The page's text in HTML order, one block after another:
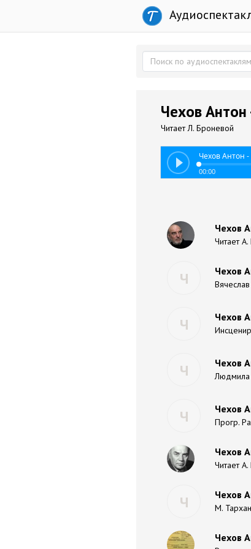
Чехов Антон
Читает Л. Броневой
Чехов Антон
00:00
Чехов
Читает
Ч Чехов
Ч Чехов
Ч Чехов
Людмила
Ч Чехов
Прогр.
Чехов
Читает
Ч Чехов
М.
Чехов